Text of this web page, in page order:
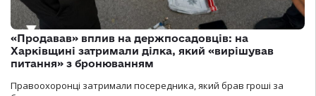
«Продавав» вплив на держпосадовців: на
Харківщині затримали ділка, який «вирішував
питання» з бронюванням
Правоохоронці затримали посередника, який брав гроші за